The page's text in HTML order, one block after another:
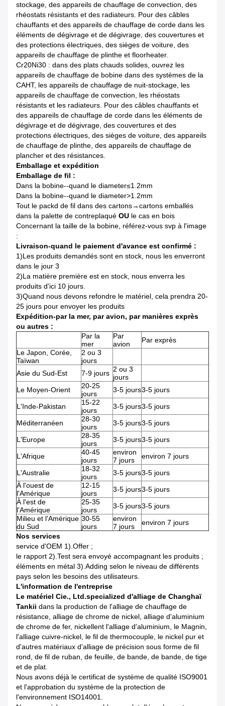
stockage, des appareils de chauffage de convection, des
rhéostats résistants et des radiateurs. Pour des câbles
chauffants et des appareils de chauffage de corde dans les
éléments de dégivrage et de dégivrage, des couvertures et
des protections électriques, des sièges de voiture, des
appareils de chauffage de plinthe et floorheater.
Cr20Ni30 : dans des plats chauds solides, ouvrez les
appareils de chauffage de bobine dans des systèmes de la
CAHT, les appareils de chauffage de nuit-stockage, les
appareils de chauffage de convection, les rhéostats
résistants et les radiateurs. Pour des câbles chauffants et
des appareils de chauffage de corde dans les éléments de
dégivrage et de dégivrage, des couvertures et des
protections électriques, des sièges de voiture, des appareils
de chauffage de plinthe, des appareils de chauffage de
plancher et des résistances.
Emballage et expédition
Emballage de fil :
Dans la bobine--quand le diameter≤1.2mm
Dans la bobine--quand le diameter>1.2mm
Tout le packd de fil dans des cartons→cartons emballés
dans la palette de contreplaqué OU le cas en bois
Concernant la taille de la bobine, référez-vous svp à l'image
:
Livraison-quand le paiement d'avance est confirmé :
1)Les produits demandés sont en stock, nous les enverront
dans le jour 3
2)La matière première est en stock, nous enverra les
produits d'ici 10 jours.
3)Quand nous devons refondre le matériel, cela prendra 20-
25 jours pour envoyer les produits
Expédition-par la mer, par avion, par manières exprès
ou autres :
Par la
mer
Par
avion
Par exprès
Le Japon, Corée,
Taïwan
2 ou 3
jours
Asie du Sud-Est
7-9 jours 2 ou 3
jours
Le Moyen-Orient
20-25
jours
3-5 jours3-5 jours
L'Inde-Pakistan
15-22
jours
3-5 jours3-5 jours
Méditerranéen
28-30
jours
3-5 jours3-5 jours
L'Europe
28-35
jours
3-5 jours3-5 jours
L'Afrique
40-45
jours
environ
7 jours
environ 7 jours
L'Australie
18-32
jours
3-5 jours3-5 jours
À l'ouest de
l'Amérique
12-15
jours
3-5 jours3-5 jours
À l'est de
l'Amérique
25-35
jours
3-5 jours3-5 jours
Milieu et l'Amérique
du Sud
30-55
jours
environ
7 jours
environ 7 jours
Nos services
service d'OEM 1).Offer ;
le rapport 2).Test sera envoyé accompagnant les produits ;
éléments en métal 3).Adding selon le niveau de différents
pays selon les besoins des utilisateurs.
L'information de l'entreprise
Le matériel Cie., Ltd.specialized d'alliage de Changhaï
Tankii dans la production de l'alliage de chauffage de
résistance, alliage de chrome de nickel, alliage d'aluminium
de chrome de fer, nickellent l'alliage d'aluminium, le Magnin,
l'alliage cuivre-nickel, le fil de thermocouple, le nickel pur et
d'autres matériaux d'alliage de précision sous forme de fil
rond, de fil de ruban, de feuille, de bande, de bande, de tige
et de plat.
Nous avons déjà le certificat de système de qualité ISO9001
et l'approbation du système de la protection de
l'environnement ISO14001.